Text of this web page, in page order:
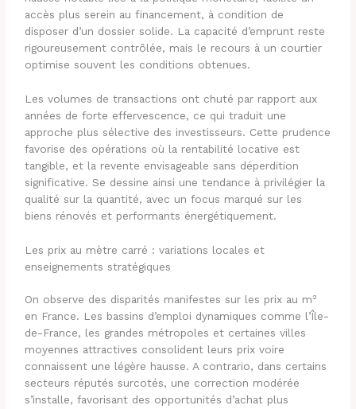
accès plus serein au financement, à condition de
disposer d’un dossier solide. La capacité d’emprunt reste
rigoureusement contrôlée, mais le recours à un courtier
optimise souvent les conditions obtenues.
Les volumes de transactions ont chuté par rapport aux
années de forte effervescence, ce qui traduit une
approche plus sélective des investisseurs. Cette prudence
favorise des opérations où la rentabilité locative est
tangible, et la revente envisageable sans déperdition
significative. Se dessine ainsi une tendance à privilégier la
qualité sur la quantité, avec un focus marqué sur les
biens rénovés et performants énergétiquement.
Les prix au mètre carré : variations locales et
enseignements stratégiques
On observe des disparités manifestes sur les prix au m²
en France. Les bassins d’emploi dynamiques comme l’Île-
de-France, les grandes métropoles et certaines villes
moyennes attractives consolident leurs prix voire
connaissent une légère hausse. A contrario, dans certains
secteurs réputés surcotés, une correction modérée
s’installe, favorisant des opportunités d’achat plus